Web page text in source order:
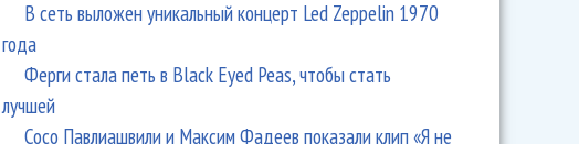
В сеть выложен уникальный концерт Led Zeppelin 1970
года
Ферги стала петь в Black Eyed Peas, чтобы стать
лучшей
Сосо Павлиашвили и Максим Фадеев показали клип «Я не